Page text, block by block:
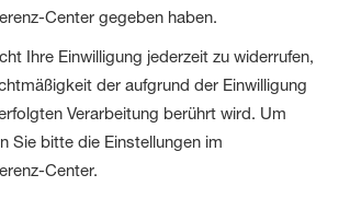
Center gegeben haben.
Ihre Einwilligung jederzeit zu widerrufen,
der aufgrund der Einwilligung
Verarbeitung berührt wird. Um
Sie bitte die Einstellungen im
Center.